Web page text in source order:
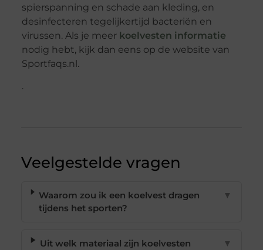
spierspanning en schade aan kleding, en
desinfecteren tegelijkertijd bacteriën en
virussen. Als je meer koelvesten informatie
nodig hebt, kijk dan eens op de website van
Sportfaqs.nl.
.
Veelgestelde vragen
Waarom zou ik een koelvest dragen
tijdens het sporten?
▼
Uit welk materiaal zijn koelvesten
▼